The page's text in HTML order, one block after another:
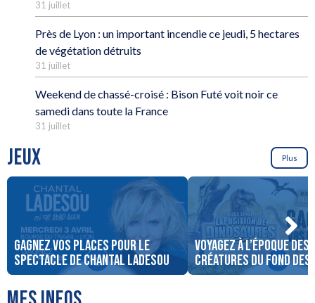
31 juillet
Près de Lyon : un important incendie ce jeudi, 5 hectares
de végétation détruits
31 juillet
Weekend de chassé-croisé : Bison Futé voit noir ce
samedi dans toute la France
31 juillet
JEUX Plus
Gagnez vos places pour le
spectacle de Chantal Ladesou
Voyagez à l’époque des
créatures du fond des